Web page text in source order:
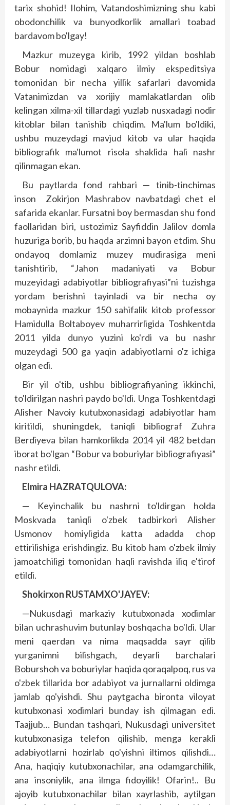
tarix shohid! Ilohim, Vatandoshimizning shu kabi
obodonchilik va bunyodkorlik amallari toabad
bardavom bo'lgay!
Mazkur muzeyga kirib, 1992 yildan boshlab
Bobur nomidagi xalqaro ilmiy ekspeditsiya
tomonidan bir necha yillik safarlari davomida
Vatanimizdan va xorijiy mamlakatlardan olib
kelingan xilma-xil tillardagi yuzlab nusxadagi nodir
kitoblar bilan tanishib chiqdim. Ma'lum bo'ldiki,
ushbu muzeydagi mavjud kitob va ular haqida
bibliografik ma'lumot risola shaklida hali nashr
qilinmagan ekan.
Bu paytlarda fond rahbari — tinib-tinchimas
inson Zokirjon Mashrabov navbatdagi chet el
safarida ekanlar. Fursatni boy bermasdan shu fond
faollaridan biri, ustozimiz Sayfiddin Jalilov domla
huzuriga borib, bu haqda arzimni bayon etdim. Shu
ondayoq domlamiz muzey mudirasiga meni
tanishtirib, “Jahon madaniyati va Bobur
muzeyidagi adabiyotlar bibliografiyasi”ni tuzishga
yordam berishni tayinladi va bir necha oy
mobaynida mazkur 150 sahifalik kitob professor
Hamidulla Boltaboyev muharrirligida Toshkentda
2011 yilda dunyo yuzini ko'rdi va bu nashr
muzeydagi 500 ga yaqin adabiyotlarni o'z ichiga
olgan edi.
Bir yil o'tib, ushbu bibliografiyaning ikkinchi,
to'ldirilgan nashri paydo bo'ldi. Unga Toshkentdagi
Alisher Navoiy kutubxonasidagi adabiyotlar ham
kiritildi, shuningdek, taniqli bibliograf Zuhra
Berdiyeva bilan hamkorlikda 2014 yil 482 betdan
iborat bo'lgan “Bobur va boburiylar bibliografiyasi”
nashr etildi.
Elmira HAZRATQULOVA:
— Keyinchalik bu nashrni to'ldirgan holda
Moskvada taniqli o'zbek tadbirkori Alisher
Usmonov homiyligida katta adadda chop
ettirilishiga erishdingiz. Bu kitob ham o'zbek ilmiy
jamoatchiligi tomonidan haqli ravishda iliq e'tirof
etildi.
Shokirxon RUSTAMXO'JAYEV:
—Nukusdagi markaziy kutubxonada xodimlar
bilan uchrashuvim butunlay boshqacha bo'ldi. Ular
meni qaerdan va nima maqsadda sayr qilib
yurganimni bilishgach, deyarli barchalari
Boburshoh va boburiylar haqida qoraqalpoq, rus va
o'zbek tillarida bor adabiyot va jurnallarni oldimga
jamlab qo'yishdi. Shu paytgacha bironta viloyat
kutubxonasi xodimlari bunday ish qilmagan edi.
Taajjub… Bundan tashqari, Nukusdagi universitet
kutubxonasiga telefon qilishib, menga kerakli
adabiyotlarni hozirlab qo'yishni iltimos qilishdi…
Ana, haqiqiy kutubxonachilar, ana odamgarchilik,
ana insoniylik, ana ilmga fidoyilik! Ofarin!.. Bu
ajoyib kutubxonachilar bilan xayrlashib, aytilgan